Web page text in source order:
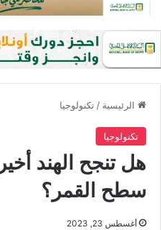
الرئيسية / تكنولوجيا
تكنولوجيا
هل تنجح الهند
سطح القمر؟
أغسطس 23, 2023